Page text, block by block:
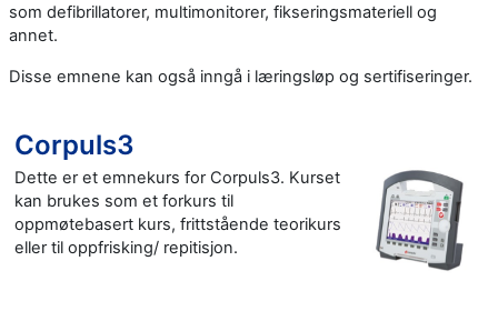
som defibrillatorer, multimonitorer, fikseringsmateriell og
annet.
Disse emnene kan også inngå i læringsløp og sertifiseringer.
Corpuls3
Dette er et emnekurs for Corpuls3. Kurset
kan brukes som et forkurs til
oppmøtebasert kurs, frittstående teorikurs
eller til oppfrisking/ repitisjon.